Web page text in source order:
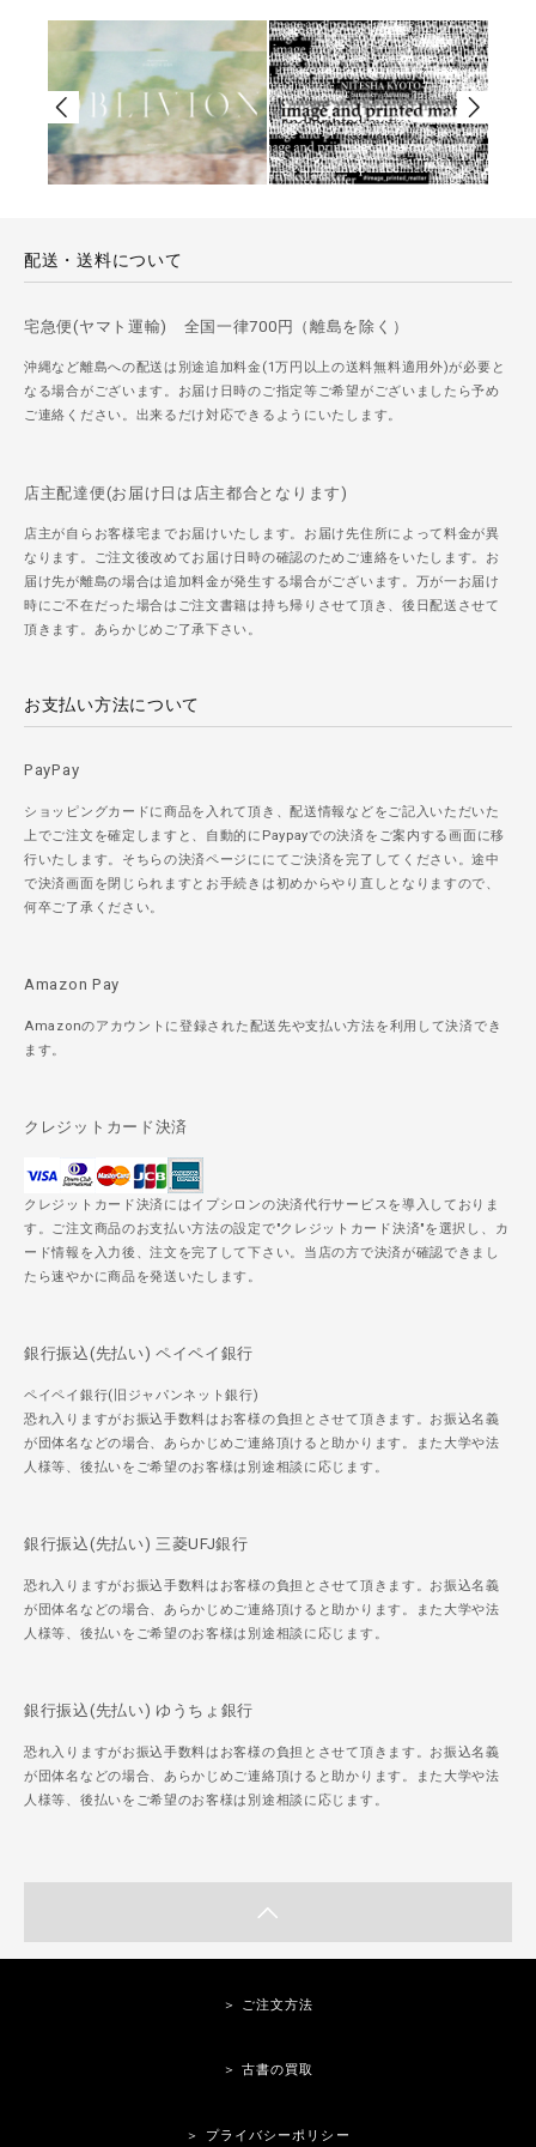
配送・送料について
宅急便(ヤマト運輸) 全国一律700円（離島を除く）
沖縄など離島への配送は別途追加料金(1万円以上の送料無料適用外)が必要と
なる場合がございます。お届け日時のご指定等ご希望がございましたら予め
ご連絡ください。出来るだけ対応できるようにいたします。
店主配達便(お届け日は店主都合となります)
店主が自らお客様宅までお届けいたします。お届け先住所によって料金が異
なります。ご注文後改めてお届け日時の確認のためご連絡をいたします。お
届け先が離島の場合は追加料金が発生する場合がございます。万が一お届け
時にご不在だった場合はご注文書籍は持ち帰りさせて頂き、後日配送させて
頂きます。あらかじめご了承下さい。
お支払い方法について
PayPay
ショッピングカードに商品を入れて頂き、配送情報などをご記入いただいた
上でご注文を確定しますと、自動的にPaypayでの決済をご案内する画面に移
行いたします。そちらの決済ページににてご決済を完了してください。途中
で決済画面を閉じられますとお手続きは初めからやり直しとなりますので、
何卒ご了承ください。
Amazon Pay
Amazonのアカウントに登録された配送先や支払い方法を利用して決済でき
ます。
クレジットカード決済
クレジットカード決済にはイプシロンの決済代行サービスを導入しておりま
す。ご注文商品のお支払い方法の設定で"クレジットカード決済"を選択し、カ
ード情報を入力後、注文を完了して下さい。当店の方で決済が確認できまし
たら速やかに商品を発送いたします。
銀行振込(先払い) ペイペイ銀行
ペイペイ銀行(旧ジャパンネット銀行)
恐れ入りますがお振込手数料はお客様の負担とさせて頂きます。お振込名義
が団体名などの場合、あらかじめご連絡頂けると助かります。また大学や法
人様等、後払いをご希望のお客様は別途相談に応じます。
銀行振込(先払い) 三菱UFJ銀行
恐れ入りますがお振込手数料はお客様の負担とさせて頂きます。お振込名義
が団体名などの場合、あらかじめご連絡頂けると助かります。また大学や法
人様等、後払いをご希望のお客様は別途相談に応じます。
銀行振込(先払い) ゆうちょ銀行
恐れ入りますがお振込手数料はお客様の負担とさせて頂きます。お振込名義
が団体名などの場合、あらかじめご連絡頂けると助かります。また大学や法
人様等、後払いをご希望のお客様は別途相談に応じます。
＞ ご注文方法
＞ 古書の買取
＞ プライバシーポリシー